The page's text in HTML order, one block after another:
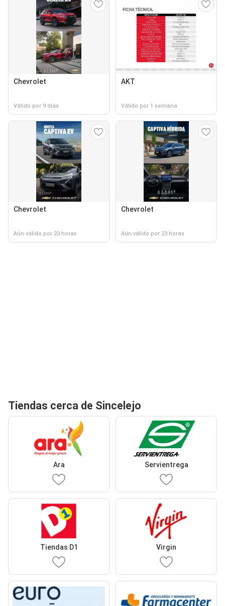
Chevrolet
Válido por 9 días
AKT
Válido por 1 semana
Chevrolet
Aún válido por 23 horas
Chevrolet
Aún válido por 23 horas
Tiendas cerca de Sincelejo
Ara Servientrega
Tiendas D1 Virgin